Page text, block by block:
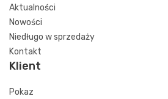
Aktualności
Nowości
Niedługo w sprzedaży
Kontakt
Klient
Pokaz